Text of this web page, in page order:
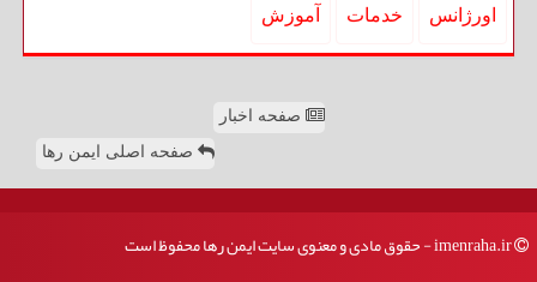
اورژانس خدمات آموزش
صفحه اخبار
صفحه اصلی ایمن رها